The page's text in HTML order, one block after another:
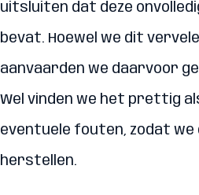
uitsluiten dat deze
bevat. Hoewel we dit
aanvaarden we daarvoor
Wel vinden we het prettig
eventuele fouten, zodat we
herstellen.